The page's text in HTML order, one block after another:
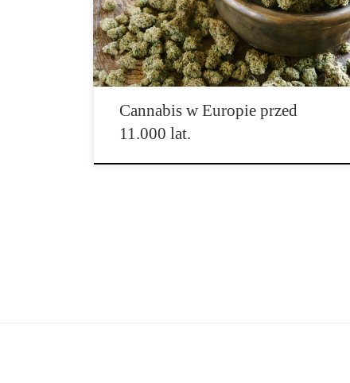
archeologicznej literatury, która opisuje przykłady i
trendy prehistorycznego użytku marihuany.
Dotychczas wychodzono z założenia, że cannabis
miało swoje pionierskie zastosowanie w […]
Cannabis w Europie przed
11.000 lat.